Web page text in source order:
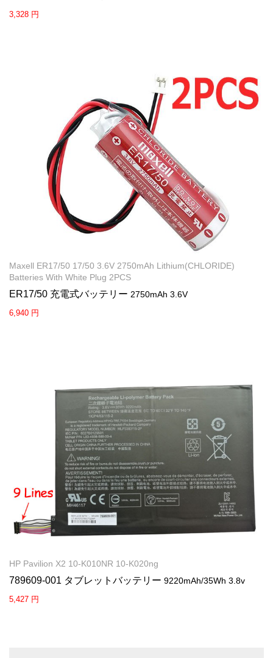
3,328 円
Maxell ER17/50 17/50 3.6V 2750mAh Lithium(CHLORIDE)
Batteries With White Plug 2PCS
ER17/50 充電式バッテリー 2750mAh 3.6V
6,940 円
HP Pavilion X2 10-K010NR 10-K020ng
789609-001 タブレットバッテリー 9220mAh/35Wh 3.8v
5,427 円